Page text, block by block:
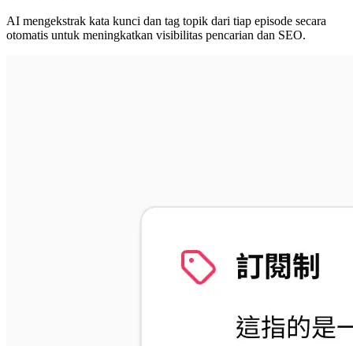
AI mengekstrak kata kunci dan tag topik dari tiap episode secara
otomatis untuk meningkatkan visibilitas pencarian dan SEO.